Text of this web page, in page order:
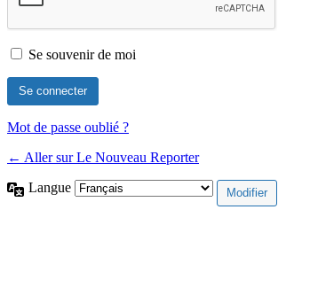
Se souvenir de moi
Mot de passe oublié ?
← Aller sur Le Nouveau Reporter
Langue